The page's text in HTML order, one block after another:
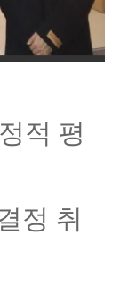
적 평
정 취